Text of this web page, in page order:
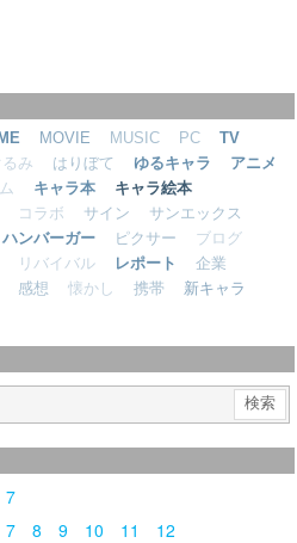
MOVIE MUSIC PC
TV
み はりぼて ゆるキャラ
アニメ
キャラ本
キャラ絵本
コラボ サイン
サンエックス
ハンバーガー ピクサー
ブログ
リバイバル レポート
企業
感想 懐かし 携帯
新キャラ
7
7 8 9 10 11
12